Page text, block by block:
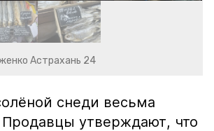
Астрахань 24
снеди весьма
Продавцы утверждают, что